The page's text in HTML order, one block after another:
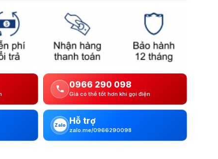
0966 290 098
Giá có thể tốt hơn khi gọi điện
Zalo Hỗ trợ
zalo.me/0966290098